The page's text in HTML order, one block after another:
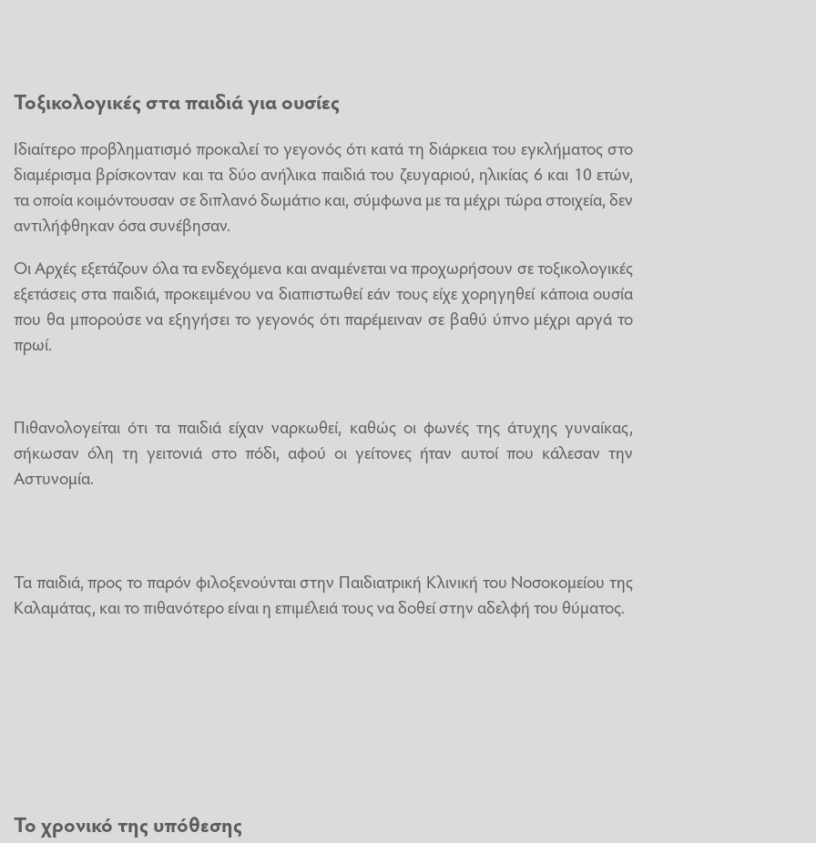
Τοξικολογικές στα παιδιά για ουσίες
Ιδιαίτερο προβληματισμό προκαλεί το γεγονός ότι κατά τη διάρκεια του εγκλήματος στο
διαμέρισμα βρίσκονταν και τα δύο ανήλικα παιδιά του ζευγαριού, ηλικίας 6 και 10 ετών,
τα οποία κοιμόντουσαν σε διπλανό δωμάτιο και, σύμφωνα με τα μέχρι τώρα στοιχεία, δεν
αντιλήφθηκαν όσα συνέβησαν.
Οι Αρχές εξετάζουν όλα τα ενδεχόμενα και αναμένεται να προχωρήσουν σε τοξικολογικές
εξετάσεις στα παιδιά, προκειμένου να διαπιστωθεί εάν τους είχε χορηγηθεί κάποια ουσία
που θα μπορούσε να εξηγήσει το γεγονός ότι παρέμειναν σε βαθύ ύπνο μέχρι αργά το
πρωί.
Πιθανολογείται ότι τα παιδιά είχαν ναρκωθεί, καθώς οι φωνές της άτυχης γυναίκας,
σήκωσαν όλη τη γειτονιά στο πόδι, αφού οι γείτονες ήταν αυτοί που κάλεσαν την
Αστυνομία.
Τα παιδιά, προς το παρόν φιλοξενούνται στην Παιδιατρική Κλινική του Νοσοκομείου της
Καλαμάτας, και το πιθανότερο είναι η επιμέλειά τους να δοθεί στην αδελφή του θύματος.
Το χρονικό της υπόθεσης